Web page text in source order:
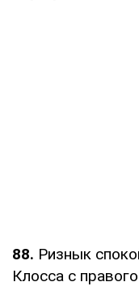
88. Ризнык
Клосса с